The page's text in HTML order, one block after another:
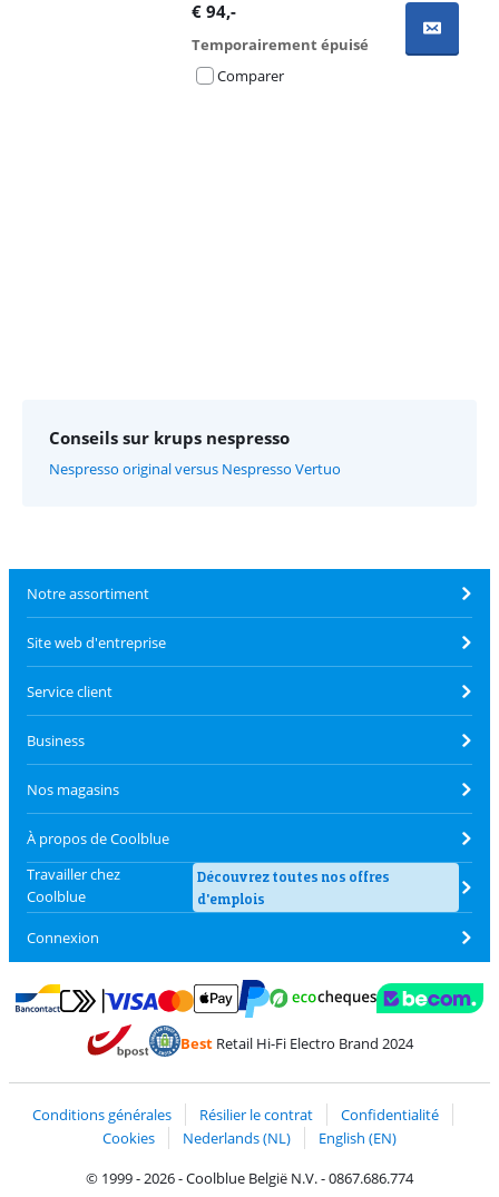
€ 94,-
Temporairement épuisé
Comparer
Conseils sur krups nespresso
Nespresso original versus Nespresso Vertuo
Notre assortiment
Site web d'entreprise
Service client
Business
Nos magasins
À propos de Coolblue
Travailler chez
Coolblue
Découvrez toutes nos offres
d'emplois
Connexion
Payer avec Bancontact
Payer avec MasterCard et Visa via ClickToPay
Payer avec PayPal
BestRetail Hi-Fi Electro Brand 2024
Conditions générales Résilier le contrat
Confidentialité
Cookies
Nederlands (NL)
English (EN)
© 1999 - 2026 - Coolblue België N.V. - 0867.686.774